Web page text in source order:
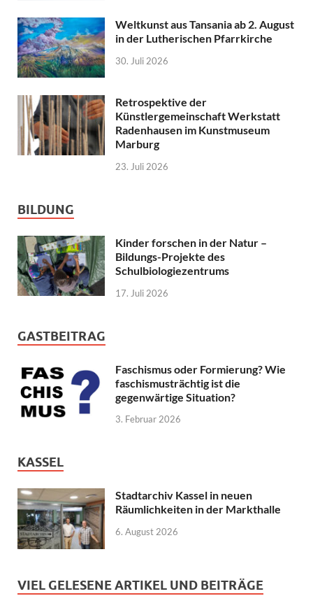
Weltkunst aus Tansania ab 2. August
in der Lutherischen Pfarrkirche
30. Juli 2026
Retrospektive der
Künstlergemeinschaft Werkstatt
Radenhausen im Kunstmuseum
Marburg
23. Juli 2026
BILDUNG
Kinder forschen in der Natur –
Bildungs-Projekte des
Schulbiologiezentrums
17. Juli 2026
GASTBEITRAG
Faschismus oder Formierung? Wie
faschismusträchtig ist die
gegenwärtige Situation?
3. Februar 2026
KASSEL
Stadtarchiv Kassel in neuen
Räumlichkeiten in der Markthalle
6. August 2026
VIEL GELESENE ARTIKEL UND BEITRÄGE